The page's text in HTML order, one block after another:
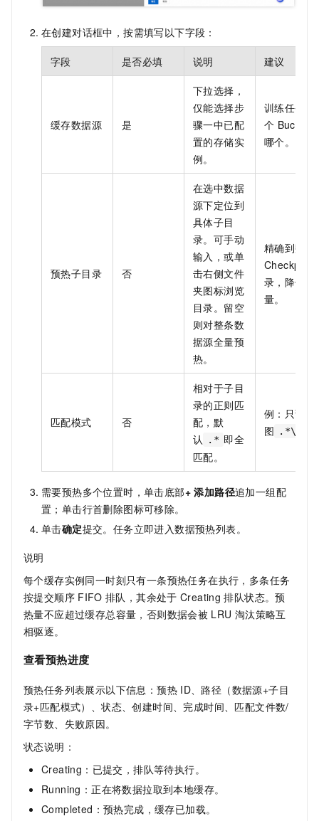
在创建对话框中，按需填写以下字段：
字段 是否必填 说明 建议
缓存数据源 是
下拉选择，
仅能选择步
骤一中已配
置的存储实
例。
训练任务读
个 Bucket
哪个。
预热子目录 否
在选中数据
源下定位到
具体子目
录。可手动
输入，或单
击右侧文件
夹图标浏览
目录。留空
则对整条数
据源全量预
热。
精确到数据
Checkpoint
录，降低无
量。
匹配模式 否
相对于子目
录的正则匹
配，默
认
.* 即全
匹配。
例：只预热
图
需要预热多个位置时，单击底部+ 添加路径追加一组配
置；单击行首删除图标可移除。
单击确定提交。任务立即进入数据预热列表。
说明
每个缓存实例同一时刻只有一条预热任务在执行，多条任务
按提交顺序 FIFO 排队，其余处于 Creating 排队状态。预
热量不应超过缓存总容量，否则数据会被 LRU 淘汰策略互
相驱逐。
查看预热进度
预热任务列表展示以下信息：预热 ID、路径（数据源+子目
录+匹配模式）、状态、创建时间、完成时间、匹配文件数/
字节数、失败原因。
状态说明：
Creating：已提交，排队等待执行。
Running：正在将数据拉取到本地缓存。
Completed：预热完成，缓存已加载。